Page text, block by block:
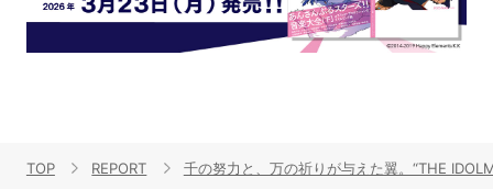
TOP REPORT 千の努力と、万の祈りが与えた翼。“THE